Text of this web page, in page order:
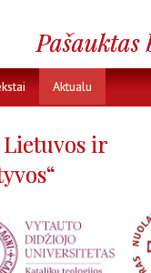
Aktualu
ir